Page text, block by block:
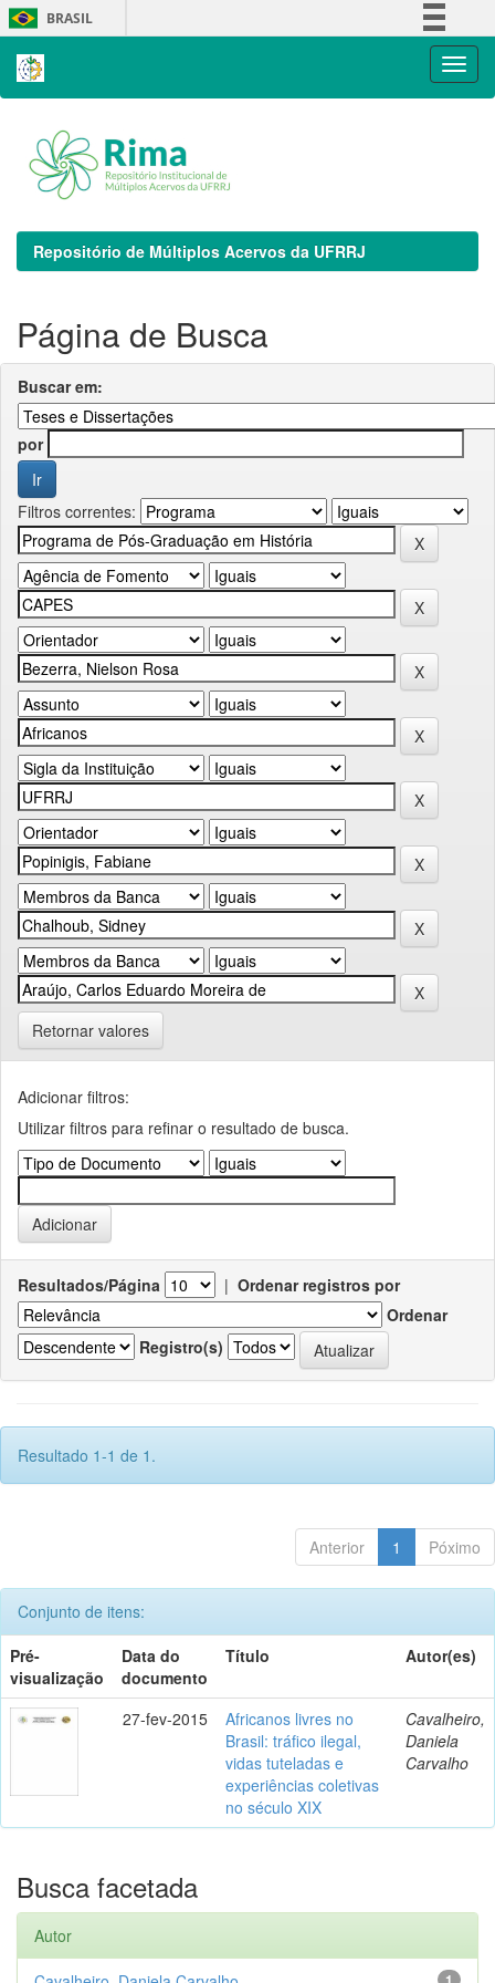
Skip
navigation
BRASIL
Repositório de Múltiplos Acervos da UFRRJ
Página de Busca
Buscar em:
por
Filtros correntes:
Retornar valores
Adicionar filtros:
Utilizar filtros para refinar o resultado de busca.
Resultados/Página | Ordenar registros por
Ordenar
Registro(s)
Resultado 1-1 de 1.
Anterior 1 Póximo
Conjunto de itens:
Pré-
visualização
Data do
documento
Título Autor(es)
27-fev-2015
Africanos livres no
Brasil: tráfico ilegal,
vidas tuteladas e
experiências coletivas
no século XIX
Cavalheiro,
Daniela
Carvalho
Busca facetada
Autor